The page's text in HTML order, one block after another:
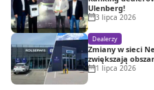
Ulenberg!
3 lipca 2026
Dealerzy
Zmiany w sieci
zwiększają
1 lipca 2026